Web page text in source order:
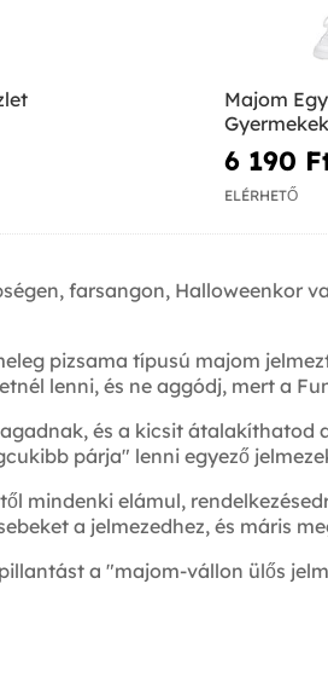
Majom
6 190
ELÉRHETŐ
farsangon, Halloweenkor
pizsama típusú majom
lenni, és ne aggódj, mert a
és a kicsit átalakíthatod
párja" lenni egyező
mindenki elámul,
a jelmezedhez, és máris
a "majom-vállon ülős